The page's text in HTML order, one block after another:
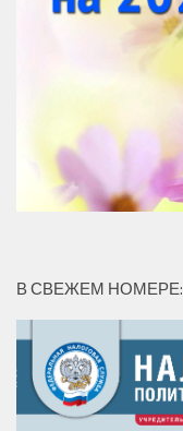
В СВЕЖЕМ НОМЕРЕ: